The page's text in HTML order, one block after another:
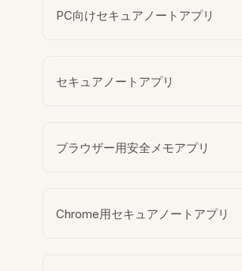
PC向けセキュアノートアプリ
セキュアノートアプリ
ブラウザー用安全メモアプリ
Chrome用セキュアノートアプリ